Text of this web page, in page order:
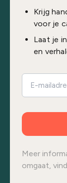
Krijg
voor je
Laat je
en
Meer
omgaat,